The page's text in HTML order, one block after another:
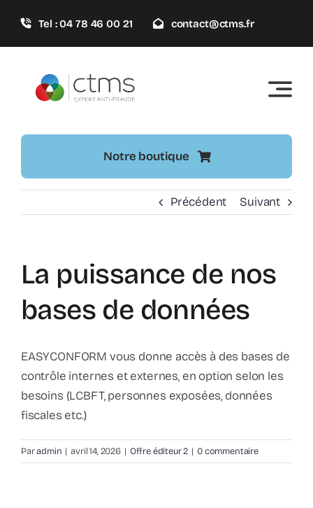
contenu
Tel : 04 78 46 00 21 contact@ctms.fr
Notre boutique
Précédent Suivant
La puissance de nos
bases de données
EASYCONFORM vous donne accès à des bases de
contrôle internes et externes, en option selon les
besoins (LCBFT, personnes exposées, données
fiscales etc.)
Paradmin | avril 14, 2026 | Offre éditeur 2 | 0 commentaire